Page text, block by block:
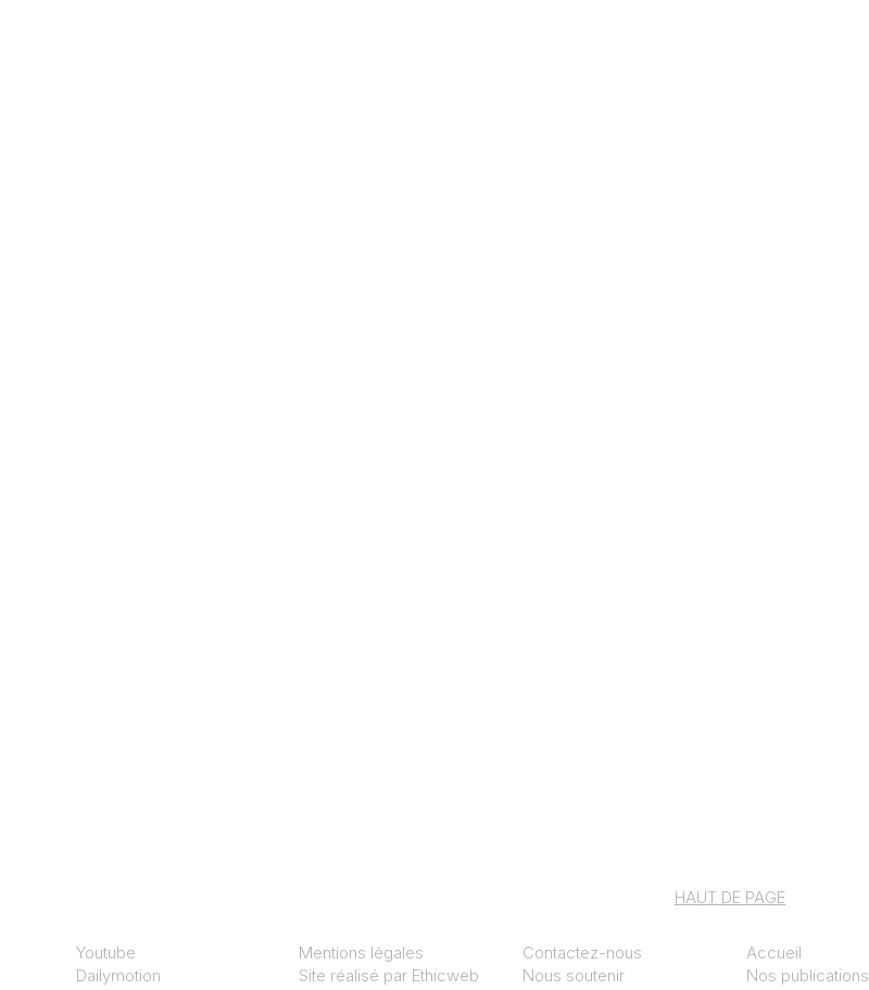
HAUT DE PAGE
Youtube
Dailymotion
Mentions légales
Site réalisé par Ethicweb
Contactez-nous
Nous soutenir
Accueil
Nos publications